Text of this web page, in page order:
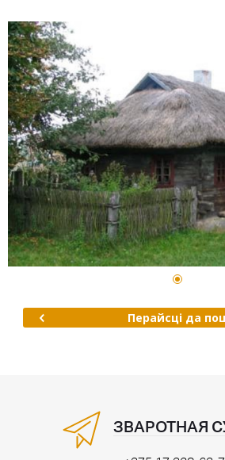
Перайсці да
ЗВАРОТНАЯ